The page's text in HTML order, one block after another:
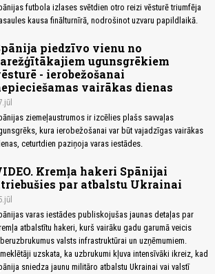
futbola izlases svētdien otro reizi vēsturē triumfēja
kausa finālturnīrā, nodrošinot uzvaru papildlaikā.
piedzīvo vienu no
ugunsgrēkiem
- ierobežošanai
vairākas dienas
ziemeļaustrumos ir izcēlies plašs savvaļas
kura ierobežošanai var būt vajadzīgas vairākas
ceturtdien paziņoja varas iestādes.
Kremļa hakeri Spānijai
par atbalstu Ukrainai
varas iestādes publiskojušas jaunas detaļas par
atbalstītu hakeri, kurš vairāku gadu garumā veicis
valsts infrastruktūrai un uzņēmumiem.
uzskata, ka uzbrukumi kļuva intensīvāki ikreiz, kad
sniedza jaunu militāro atbalstu Ukrainai vai valstī